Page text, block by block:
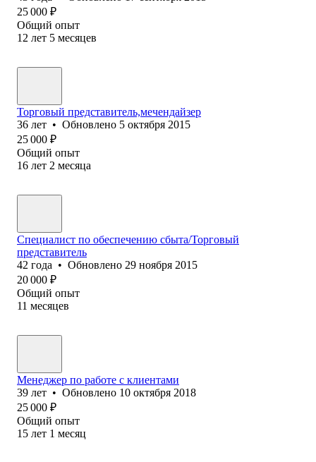
25 000 ₽
Общий опыт
12 лет 5 месяцев
Торговый представитель,мечендайзер
36 лет • Обновлено 5 октября 2015
25 000 ₽
Общий опыт
16 лет 2 месяца
Специалист по обеспечению сбыта/Торговый
представитель
42 года • Обновлено 29 ноября 2015
20 000 ₽
Общий опыт
11 месяцев
Менеджер по работе с клиентами
39 лет • Обновлено 10 октября 2018
25 000 ₽
Общий опыт
15 лет 1 месяц